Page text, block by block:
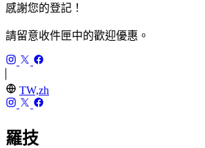
感謝您的登記！
請留意收件匣中的歡迎優惠。
TW,zh
羅技